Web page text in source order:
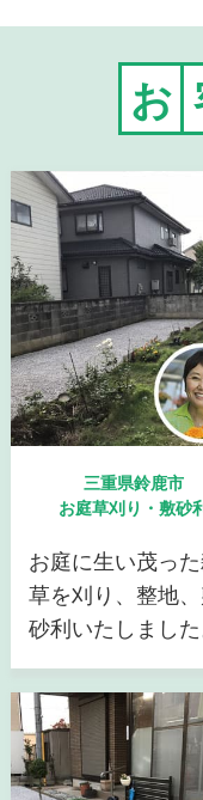
お
三重県鈴鹿市
お庭草刈り・敷砂
お庭に生い茂っ
草を刈り、整地
砂利いたしました